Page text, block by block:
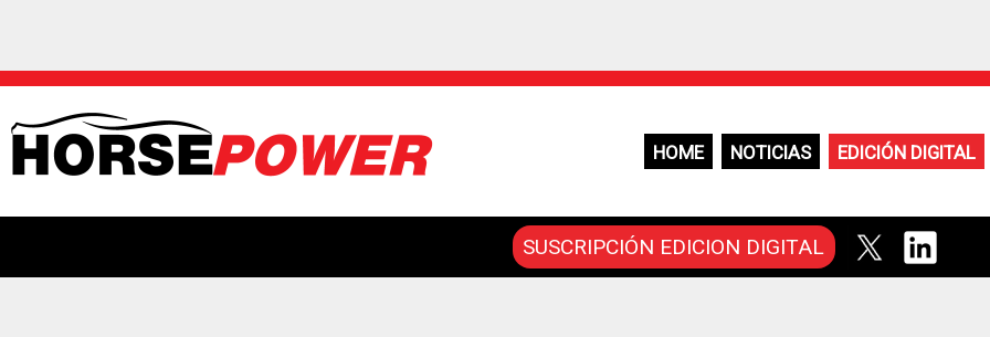
HOME NOTICIAS EDICIÓN DIGITAL
SUSCRIPCIÓN EDICION DIGITAL